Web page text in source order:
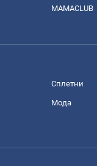
MAMACLUB
Сплетни
Мода